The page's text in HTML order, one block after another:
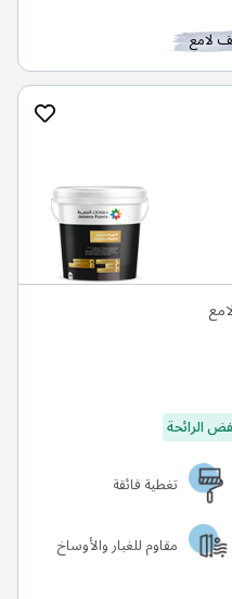
لامع
الرائحة
تغطية فائقة
مقاوم للغبار والأوساخ